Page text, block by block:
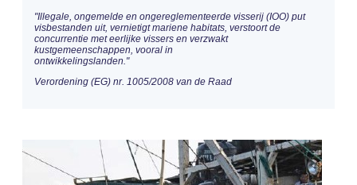
"Illegale, ongemelde en ongereglementeerde visserij (IOO) put
visbestanden uit, vernietigt mariene habitats, verstoort de
concurrentie met eerlijke vissers en verzwakt
kustgemeenschappen, vooral in
ontwikkelingslanden."
Verordening (EG) nr. 1005/2008 van de Raad